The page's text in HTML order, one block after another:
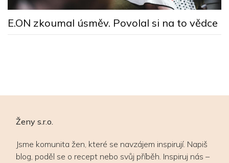
E.ON zkoumal úsměv. Povolal si na to vědce
Ženy s.r.o.
Jsme komunita žen, které se navzájem inspirují. Napiš
blog, poděl se o recept nebo svůj příběh. Inspiruj nás –